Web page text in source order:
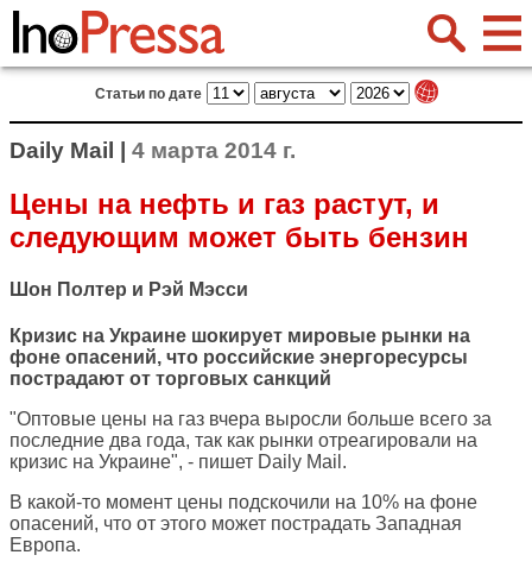
Статьи по дате
Daily Mail | 4 марта 2014 г.
Цены на нефть и газ растут, и
следующим может быть бензин
Шон Полтер и Рэй Мэсси
Кризис на Украине шокирует мировые рынки на
фоне опасений, что российские энергоресурсы
пострадают от торговых санкций
"Оптовые цены на газ вчера выросли больше всего за
последние два года, так как рынки отреагировали на
кризис на Украине", - пишет Daily Mail .
В какой-то момент цены подскочили на 10% на фоне
опасений, что от этого может пострадать Западная
Европа.